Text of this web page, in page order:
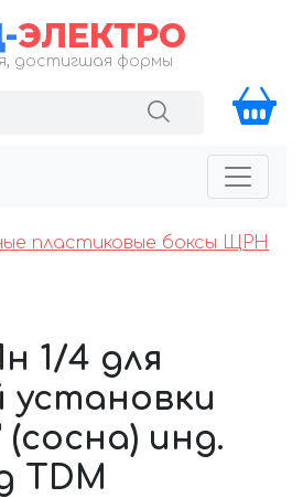
ЭЛЕКТРО
достигшая формы
пластиковые боксы ЩРН
1/4 для
установки
(сосна) инд.
TDM